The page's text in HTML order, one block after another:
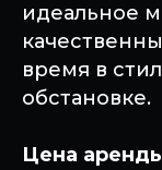
идеальное
время в
обстановке.
Цена